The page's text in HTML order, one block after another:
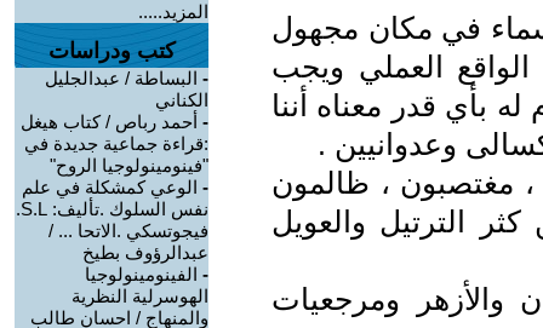
في مكان مجهول
العملي ويجب
بأي قدر معناه أننا
وعدوانيين .
، مغتصبون ، ظالمون
الترتيل والعويل
والأزهر ومرجعيات
المزيد.....
كتب ودراسات
- البساطة / عبدالجليل
الكناني
- أحمد رباص / كتاب هيغل
:قراءة جماعية جديدة في
"فينومينولوجيا الروح"
- الوعي كمشكلة في علم
نفس السلوك .تأليف: S.L.
فيجوتسكي .الاتحا ... /
عبدالرؤوف بطيخ
- الفينومينولوجيا
الهوسرلية النظرية
والمنهاج / احسان طالب